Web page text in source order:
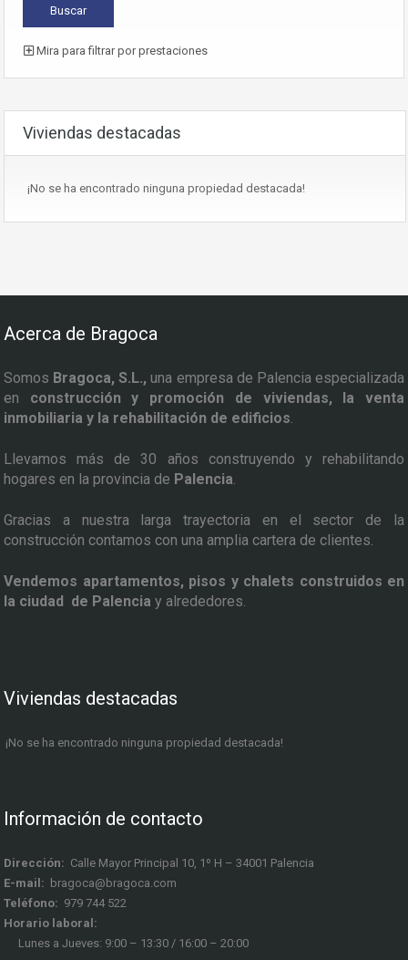
Mira para filtrar por prestaciones
Viviendas destacadas
¡No se ha encontrado ninguna propiedad destacada!
Acerca de Bragoca
Somos Bragoca, S.L.,una empresa de Palencia especializada
en construcción y promoción de viviendas, la venta
inmobiliaria y la rehabilitación de edificios.
Llevamos más de 30 años construyendo y rehabilitando
hogares en la provincia de Palencia.
Gracias a nuestra larga trayectoria en el sector de la
construcción contamos con una amplia cartera de clientes.
Vendemos apartamentos, pisos y chalets construidos en
la ciudad de Palencia y alrededores.
Viviendas destacadas
¡No se ha encontrado ninguna propiedad destacada!
Información de contacto
Dirección: Calle Mayor Principal 10, 1º H – 34001 Palencia
E-mail: bragoca@bragoca.com
Teléfono: 979 744 522
Horario laboral:
Lunes a Jueves: 9:00 – 13:30 / 16:00 – 20:00